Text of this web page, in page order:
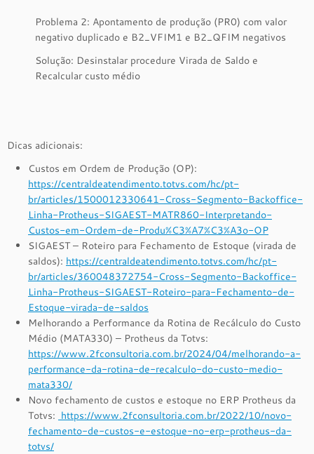
Problema 2: Apontamento de produção (PR0) com valor
negativo duplicado e B2_VFIM1 e B2_QFIM negativos
Solução: Desinstalar procedure Virada de Saldo e
Recalcular custo médio
Dicas adicionais:
Custos em Ordem de Produção (OP):
https://centraldeatendimento.totvs.com/hc/pt-
br/articles/1500012330641-Cross-Segmento-Backoffice-
Linha-Protheus-SIGAEST-MATR860-Interpretando-
Custos-em-Ordem-de-Produ%C3%A7%C3%A3o-OP
SIGAEST – Roteiro para Fechamento de Estoque (virada de
saldos): https://centraldeatendimento.totvs.com/hc/pt-
br/articles/360048372754-Cross-Segmento-Backoffice-
Linha-Protheus-SIGAEST-Roteiro-para-Fechamento-de-
Estoque-virada-de-saldos
Melhorando a Performance da Rotina de Recálculo do Custo
Médio (MATA330) – Protheus da Totvs:
https://www.2fconsultoria.com.br/2024/04/melhorando-a-
performance-da-rotina-de-recalculo-do-custo-medio-
mata330/
Novo fechamento de custos e estoque no ERP Protheus da
Totvs: https://www.2fconsultoria.com.br/2022/10/novo-
fechamento-de-custos-e-estoque-no-erp-protheus-da-
totvs/